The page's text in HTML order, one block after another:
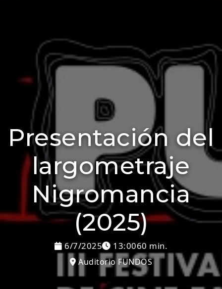
Presentación del
largometraje
Nigromancia
(2025)
6/7/2025 13:0060 min.
Auditorio FUNDOS